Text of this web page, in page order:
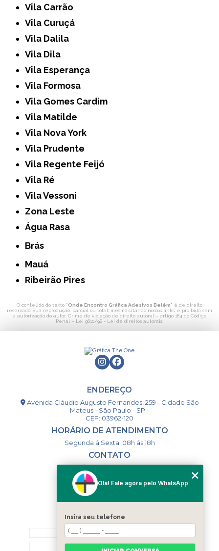
Vila Carrão
Vila Curuçá
Vila Dalila
Vila Dila
Vila Esperança
Vila Formosa
Vila Gomes Cardim
Vila Matilde
Vila Nova York
Vila Prudente
Vila Regente Feijó
Vila Ré
Vila Vessoni
Zona Leste
Água Rasa
Brás
Mauá
Ribeirão Pires
O conteúdo do texto "Onde Encontro Gráfica Adesivos Belém" é de direito
reservado. Sua reprodução, parcial ou total, mesmo citando nossos links, é proibida sem
a autorização do autor. Crime de violação de direito autoral – artigo 184 do Código
Penal – Lei 9610/98 - Lei de direitos autorais
ENDEREÇO
Avenida Cláudio Augusto Fernandes, 259 - Cidade São
Mateus - São Paulo - SP -
CEP: 03962-120
HORÁRIO DE ATENDIMENTO
Segunda á Sexta: 08h ás 18h
CONTATO
(11) 98993-9556
togsm1@gmail.com
MENU
HOME
Olá! Fale agora pelo WhatsApp
Insira seu telefone